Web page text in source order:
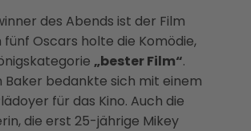
des Abends ist der Film
fünf Oscars holte die Komödie,
„bester Film“.
Baker bedankte sich mit einem
für das Kino. Auch die
die erst 25-jährige Mikey